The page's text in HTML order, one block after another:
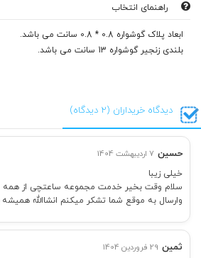
راهنمای انتخاب
ابعاد پلاک گوشواره 0.8 * 0.8 سانت می باشد.
بلندی زنجیر گوشواره 13 سانت می باشد.
دیدگاه خریداران (2 دیدگاه)
حسین 7 اردیبهشت 1404
خیلی زیبا
سلام وقت بخیر خدمت مجموعه ساعتچی از همه
وارسال به موقع شما تشکر میکنم انشاالله همیشه
ثمین 29 فروردین 1404